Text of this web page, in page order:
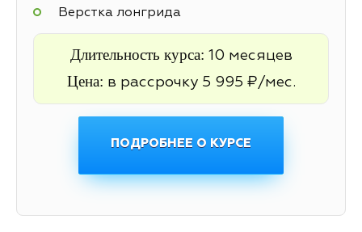
Верстка лонгрида
Длительность курса: 10 месяцев
Цена: в рассрочку 5 995 ₽/мес.
ПОДРОБНЕЕ О КУРСЕ